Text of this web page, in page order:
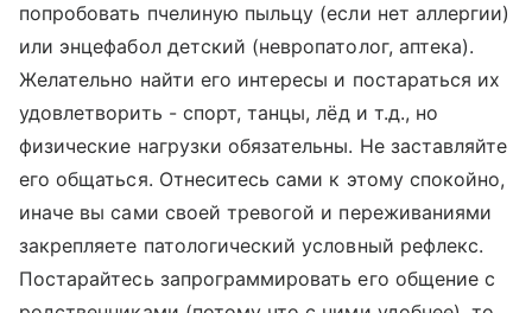
попробовать пчелиную пыльцу (если нет аллергии)
или энцефабол детский (невропатолог, аптека).
Желательно найти его интересы и постараться их
удовлетворить - спорт, танцы, лёд и т.д., но
физические нагрузки обязательны. Не заставляйте
его общаться. Отнеситесь сами к этому спокойно,
иначе вы сами своей тревогой и переживаниями
закрепляете патологический условный рефлекс.
Постарайтесь запрограммировать его общение с